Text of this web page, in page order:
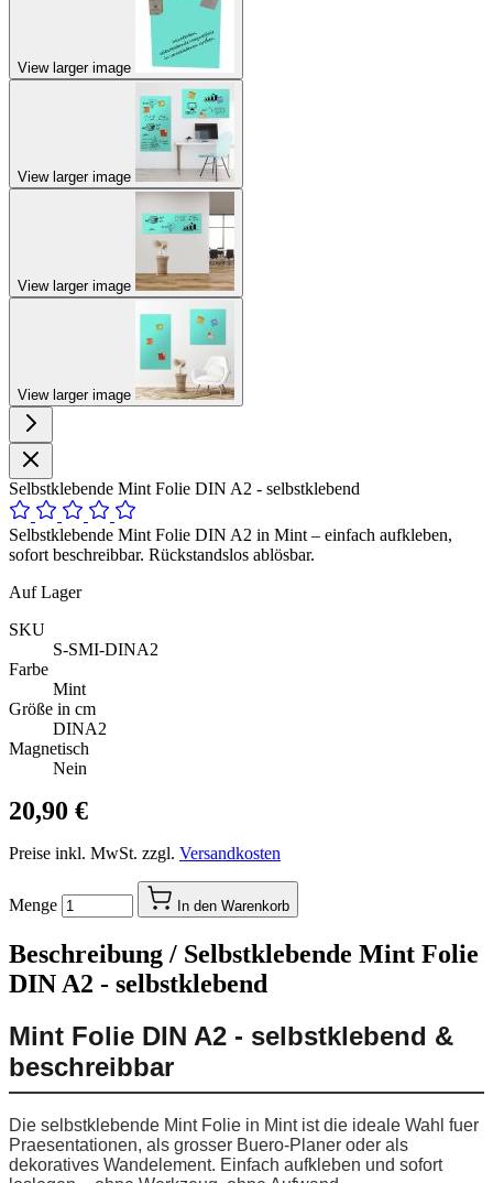
View larger image
View larger image
View larger image
View larger image
Selbstklebende Mint Folie DIN A2 - selbstklebend
Selbstklebende Mint Folie DIN A2 in Mint – einfach aufkleben,
sofort beschreibbar. Rückstandslos ablösbar.
Auf Lager
SKU
S-SMI-DINA2
Farbe
Mint
Größe in cm
DINA2
Magnetisch
Nein
20,90 €
Preise inkl. MwSt. zzgl. Versandkosten
Menge In den Warenkorb
Beschreibung / Selbstklebende Mint Folie
DIN A2 - selbstklebend
Mint Folie DIN A2 - selbstklebend &
beschreibbar
Die selbstklebende Mint Folie in Mint ist die ideale Wahl fuer
Praesentationen, als grosser Buero-Planer oder als
dekoratives Wandelement. Einfach aufkleben und sofort